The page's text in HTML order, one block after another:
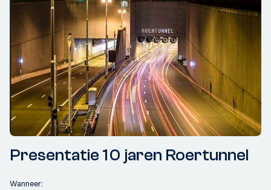
Presentatie 10 jaren Roertunnel
Wanneer: